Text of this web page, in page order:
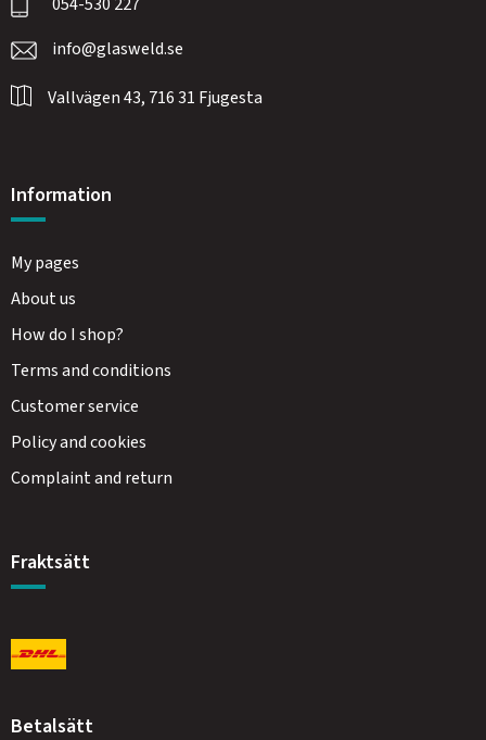
info@glasweld.se
Vallvägen 43, 716 31 Fjugesta
Information
My pages
About us
How do I shop?
Terms and conditions
Customer service
Policy and cookies
Complaint and return
Fraktsätt
Betalsätt